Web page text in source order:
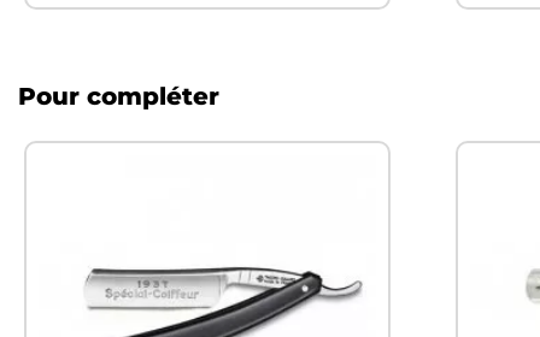
Pour compléter